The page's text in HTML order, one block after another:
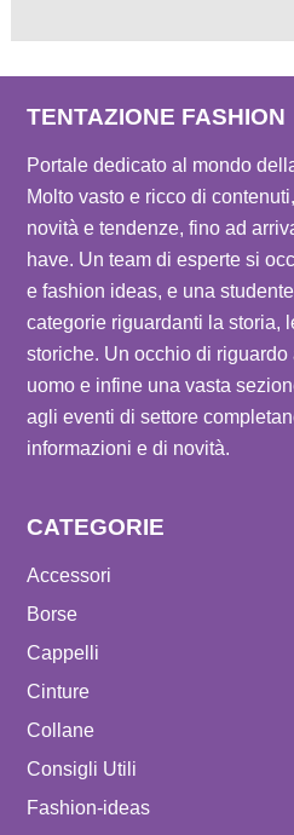
TENTAZIONE FASHION
Portale dedicato al mondo
Molto vasto e ricco di
novità e tendenze, fino ad
have. Un team di esperte si
e fashion ideas, e una
categorie riguardanti la storia,
storiche. Un occhio di
uomo e infine una vasta
agli eventi di settore
informazioni e di novità.
CATEGORIE
Accessori
Borse
Cappelli
Cinture
Collane
Consigli Utili
Fashion-ideas